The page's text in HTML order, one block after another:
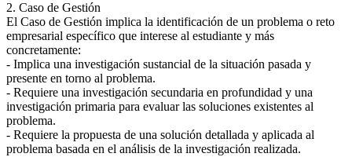
2. Caso de Gestión
El Caso de Gestión implica la identificación de un problema o reto
empresarial específico que interese al estudiante y más
concretamente:
- Implica una investigación sustancial de la situación pasada y
presente en torno al problema.
- Requiere una investigación secundaria en profundidad y una
investigación primaria para evaluar las soluciones existentes al
problema.
- Requiere la propuesta de una solución detallada y aplicada al
problema basada en el análisis de la investigación realizada.